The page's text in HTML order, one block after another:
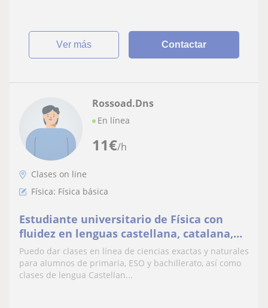
ver más Contactar
11€/h
Rossoad.Dns
En línea
Clases on line
Física: Física básica
Estudiante universitario de Física con
fluidez en lenguas castellana, catalana,
inglesa y rusa.
Puedo dar clases en línea de ciencias exactas y naturales
para alumnos de primaria, ESO y bachillerato, así como
clases de lengua Castellan...